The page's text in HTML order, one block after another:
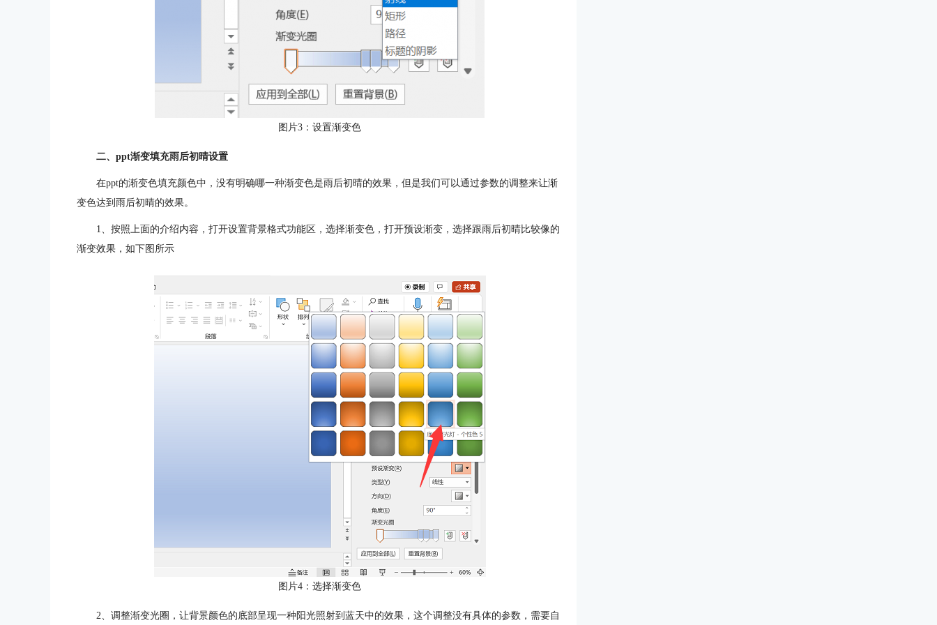
图片3：设置渐变色
二、ppt渐变填充雨后初晴设置
在ppt的渐变色填充颜色中，没有明确哪一种渐变色是雨后初晴的效果，但是我们可以通过参数的调整来让渐
变色达到雨后初晴的效果。
1、按照上面的介绍内容，打开设置背景格式功能区，选择渐变色，打开预设渐变，选择跟雨后初晴比较像的
渐变效果，如下图所示
图片4：选择渐变色
2、调整渐变光圈，让背景颜色的底部呈现一种阳光照射到蓝天中的效果，这个调整没有具体的参数，需要自